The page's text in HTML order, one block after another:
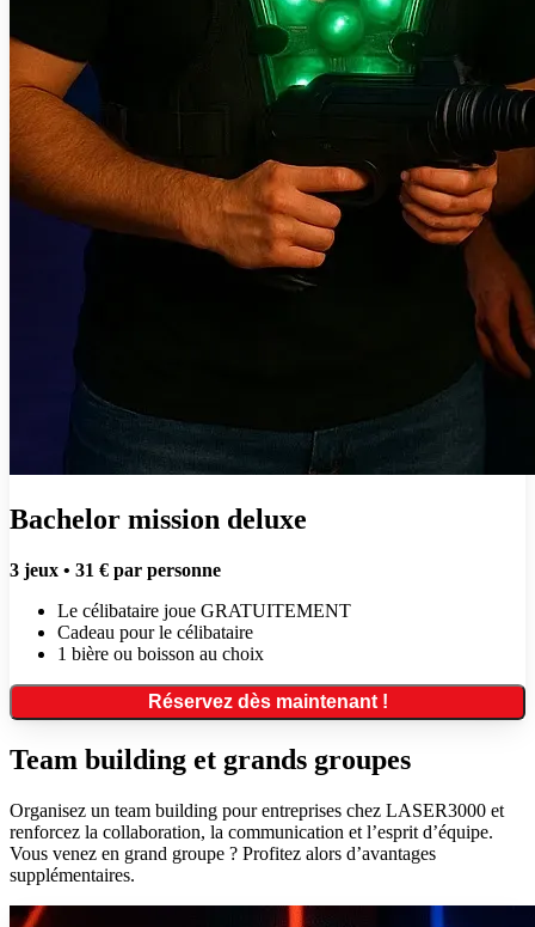
Bachelor mission deluxe
3 jeux • 31 € par personne
Le célibataire joue GRATUITEMENT
Cadeau pour le célibataire
1 bière ou boisson au choix
Réservez dès maintenant !
Team building et grands groupes
Organisez un team building pour entreprises chez LASER3000 et
renforcez la collaboration, la communication et l’esprit d’équipe.
Vous venez en grand groupe ? Profitez alors d’avantages
supplémentaires.